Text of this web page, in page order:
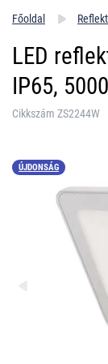
Főoldal
LED
IP65,
Cikkszám ZS2244W
ÚJDONSÁG